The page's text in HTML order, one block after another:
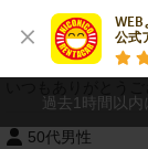
WEB
公式
30代男性
50代男性
過去1時間以内